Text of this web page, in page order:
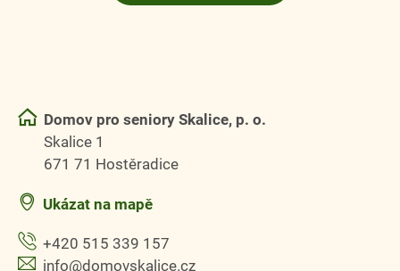
Domov pro seniory Skalice, p. o.
Skalice 1
671 71 Hostěradice
Ukázat na mapě
+420 515 339 157
info@domovskalice.cz